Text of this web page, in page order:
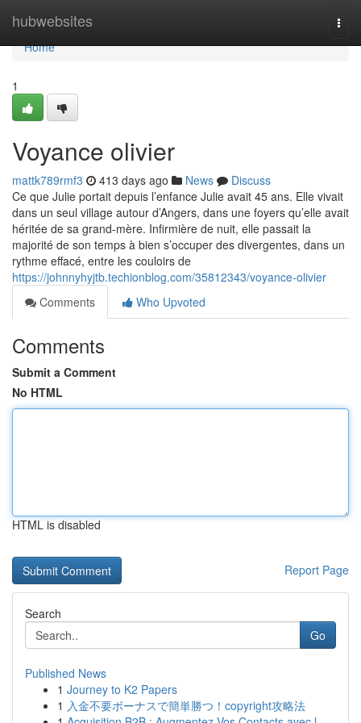
hubwebsites
Home
Home
1
Voyance olivier
mattk789rmf3 413 days ago News
Discuss
Ce que Julie portait depuis l’enfance Julie avait 45 ans. Elle vivait
dans un seul village autour d’Angers, dans une foyers qu’elle avait
héritée de sa grand-mère. Infirmière de nuit, elle passait la
majorité de son temps à bien s’occuper des divergentes, dans un
rythme effacé, entre les couloirs de
https://johnnyhyjtb.techionblog.com/35812343/voyance-olivier
Comments
Who Upvoted
Comments
Submit a Comment
No HTML
HTML is disabled
Report Page
Search
Go
Published News
1 Journey to K2 Papers
1 入金不要ボーナスで簡単勝つ！copyright攻略法